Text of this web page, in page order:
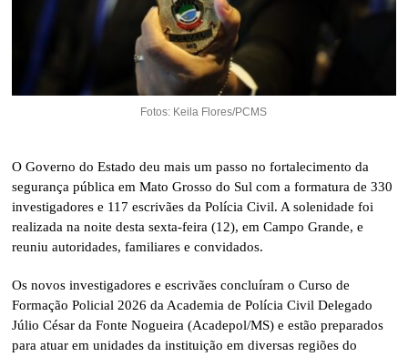
Fotos: Keila Flores/PCMS
O Governo do Estado deu mais um passo no fortalecimento da
segurança pública em Mato Grosso do Sul com a formatura de 330
investigadores e 117 escrivães da Polícia Civil. A solenidade foi
realizada na noite desta sexta-feira (12), em Campo Grande, e
reuniu autoridades, familiares e convidados.
Os novos investigadores e escrivães concluíram o Curso de
Formação Policial 2026 da Academia de Polícia Civil Delegado
Júlio César da Fonte Nogueira (Acadepol/MS) e estão preparados
para atuar em unidades da instituição em diversas regiões do